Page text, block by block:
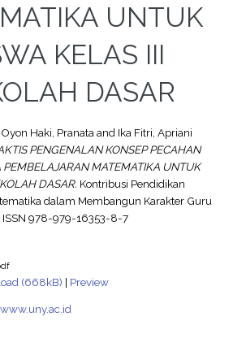
UNTUK
KELAS III
DASAR
Oyon Haki, Pranataand Ika Fitri, Apriani
PENGENALAN KONSEP PECAHAN
PEMBELAJARAN MATEMATIKA UNTUK
DASAR. Kontribusi Pendidikan
dalam Membangun Karakter Guru
ISSN 978-979-16353-8-7
(668kB) | Preview